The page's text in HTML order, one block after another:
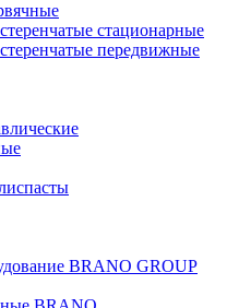
стационарные
передвижные
BRANO GROUP